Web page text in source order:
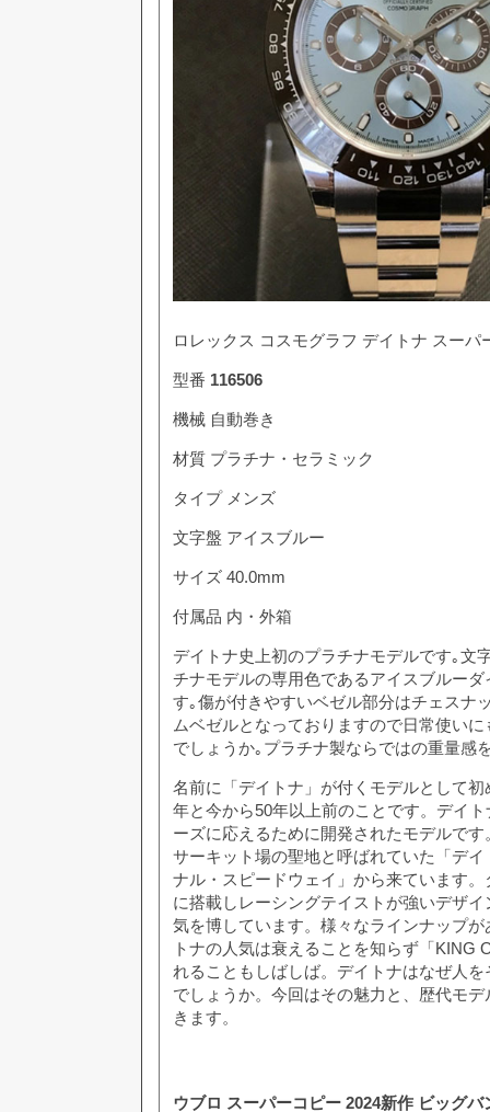
ロレックス コスモグラフ デイトナ スーパ
型番 116506
機械 自動巻き
材質 プラチナ・セラミック
タイプ メンズ
文字盤 アイスブルー
サイズ 40.0mm
付属品 内・外箱
デイトナ史上初のプラチナモデルです｡文
チナモデルの専用色であるアイスブルー
す｡傷が付きやすいベゼル部分はチェスナ
ムベゼルとなっておりますので日常使い
でしょうか｡プラチナ製ならではの重量感
名前に「デイトナ」が付くモデルとして
年と今から50年以上前のことです。デイ
ーズに応えるために開発されたモデルで
サーキット場の聖地と呼ばれていた「デ
ナル・スピードウェイ」から来ています
に搭載しレーシングテイストが強いデザ
気を博しています。様々なラインナップ
トナの人気は衰えることを知らず「KING
れることもしばしば。デイトナはなぜ人
でしょうか。今回はその魅力と、歴代モ
きます。
ウブロ スーパーコピー 2024新作 ビッグ